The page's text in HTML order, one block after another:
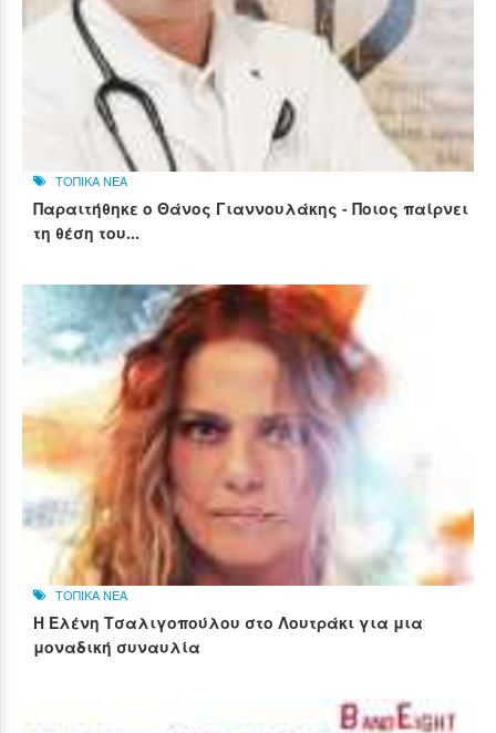
ΤΟΠΙΚΑ ΝΕΑ
Παραιτήθηκε ο Θάνος Γιαννουλάκης - Ποιος παίρνει
τη θέση του...
ΤΟΠΙΚΑ ΝΕΑ
Η Ελένη Τσαλιγοπούλου στο Λουτράκι για μια
μοναδική συναυλία